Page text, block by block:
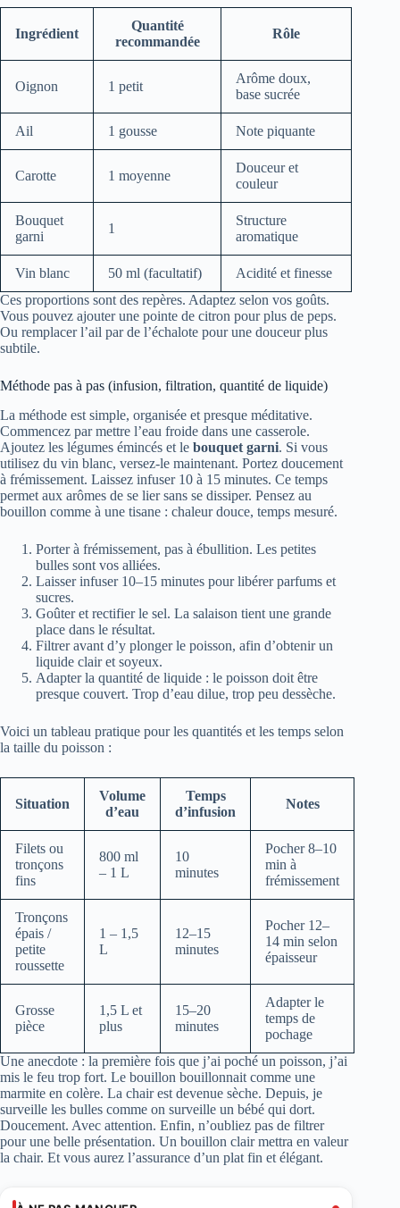
Ingrédient
Quantité
recommandée
Rôle
Oignon 1 petit
Arôme doux,
base sucrée
Ail 1 gousse Note piquante
Carotte 1 moyenne
Douceur et
couleur
Bouquet
garni
1
Structure
aromatique
Vin blanc 50 ml (facultatif)
Acidité et finesse
Ces proportions sont des repères. Adaptez selon vos goûts.
Vous pouvez ajouter une pointe de citron pour plus de peps.
Ou remplacer l’ail par de l’échalote pour une douceur plus
subtile.
Méthode pas à pas (infusion, filtration, quantité de liquide)
La méthode est simple, organisée et presque méditative.
Commencez par mettre l’eau froide dans une casserole.
Ajoutez les légumes émincés et le bouquet garni. Si vous
utilisez du vin blanc, versez-le maintenant. Portez doucement
à frémissement. Laissez infuser 10 à 15 minutes. Ce temps
permet aux arômes de se lier sans se dissiper. Pensez au
bouillon comme à une tisane : chaleur douce, temps mesuré.
Porter à frémissement, pas à ébullition. Les petites
bulles sont vos alliées.
Laisser infuser 10–15 minutes pour libérer parfums et
sucres.
Goûter et rectifier le sel. La salaison tient une grande
place dans le résultat.
Filtrer avant d’y plonger le poisson, afin d’obtenir un
liquide clair et soyeux.
Adapter la quantité de liquide : le poisson doit être
presque couvert. Trop d’eau dilue, trop peu dessèche.
Voici un tableau pratique pour les quantités et les temps selon
la taille du poisson :
Situation
Volume
d’eau
Temps
d’infusion
Notes
Filets ou
tronçons
fins
800 ml
– 1 L
10
minutes
Pocher 8–10
min à
frémissement
Tronçons
épais /
petite
roussette
1 – 1,5
L
12–15
minutes
Pocher 12–
14 min selon
épaisseur
Grosse
pièce
1,5 L et
plus
15–20
minutes
Adapter le
temps de
pochage
Une anecdote : la première fois que j’ai poché un poisson, j’ai
mis le feu trop fort. Le bouillon bouillonnait comme une
marmite en colère. La chair est devenue sèche. Depuis, je
surveille les bulles comme on surveille un bébé qui dort.
Doucement. Avec attention. Enfin, n’oubliez pas de filtrer
pour une belle présentation. Un bouillon clair mettra en valeur
la chair. Et vous aurez l’assurance d’un plat fin et élégant.